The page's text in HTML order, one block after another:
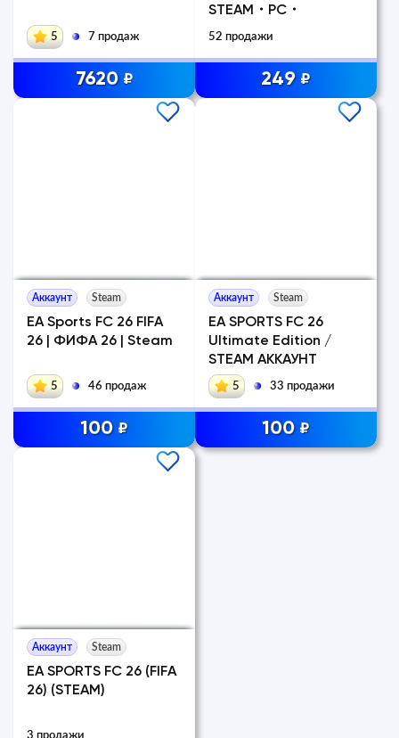
5 7 продаж
7620 ₽
STEAM・PC・
52 продажи
249 ₽
Аккаунт Steam
EA Sports FC 26 FIFA
26 | ФИФА 26 | Steam
5 46 продаж
100 ₽
Аккаунт Steam
EA SPORTS FC 26
Ultimate Edition /
STEAM АККАУНТ
5 33 продажи
100 ₽
Аккаунт Steam
EA SPORTS FC 26 (FIFA
26) (STEAM)
3 продажи